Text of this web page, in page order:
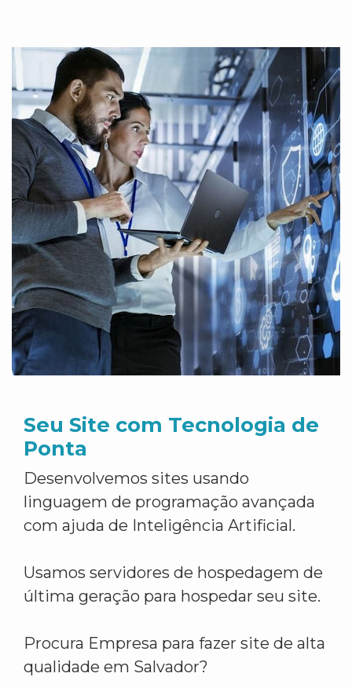
Seu Site com Tecnologia de
Ponta
Desenvolvemos sites usando
linguagem de programação avançada
com ajuda de Inteligência Artificial.
Usamos servidores de hospedagem de
última geração para hospedar seu site.
Procura Empresa para fazer site de alta
qualidade em Salvador?